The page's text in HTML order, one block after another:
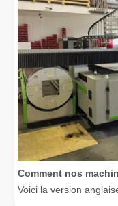
Voici la version